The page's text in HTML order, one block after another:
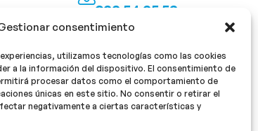
consentimiento
utilizamos tecnologías como las cookies
a la información del dispositivo. El consentimiento de
procesar datos como el comportamiento de
únicas en este sitio. No consentir o retirar el
negativamente a ciertas características y
922 54 25 53
Email:
¡Síguenos!